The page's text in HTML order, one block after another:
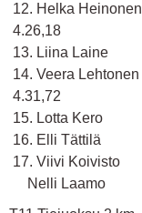
12. Helka
4.26,18
13. Liina
14. Veera
4.31,72
15. Lotta
16. Elli
17. Viivi
Nelli